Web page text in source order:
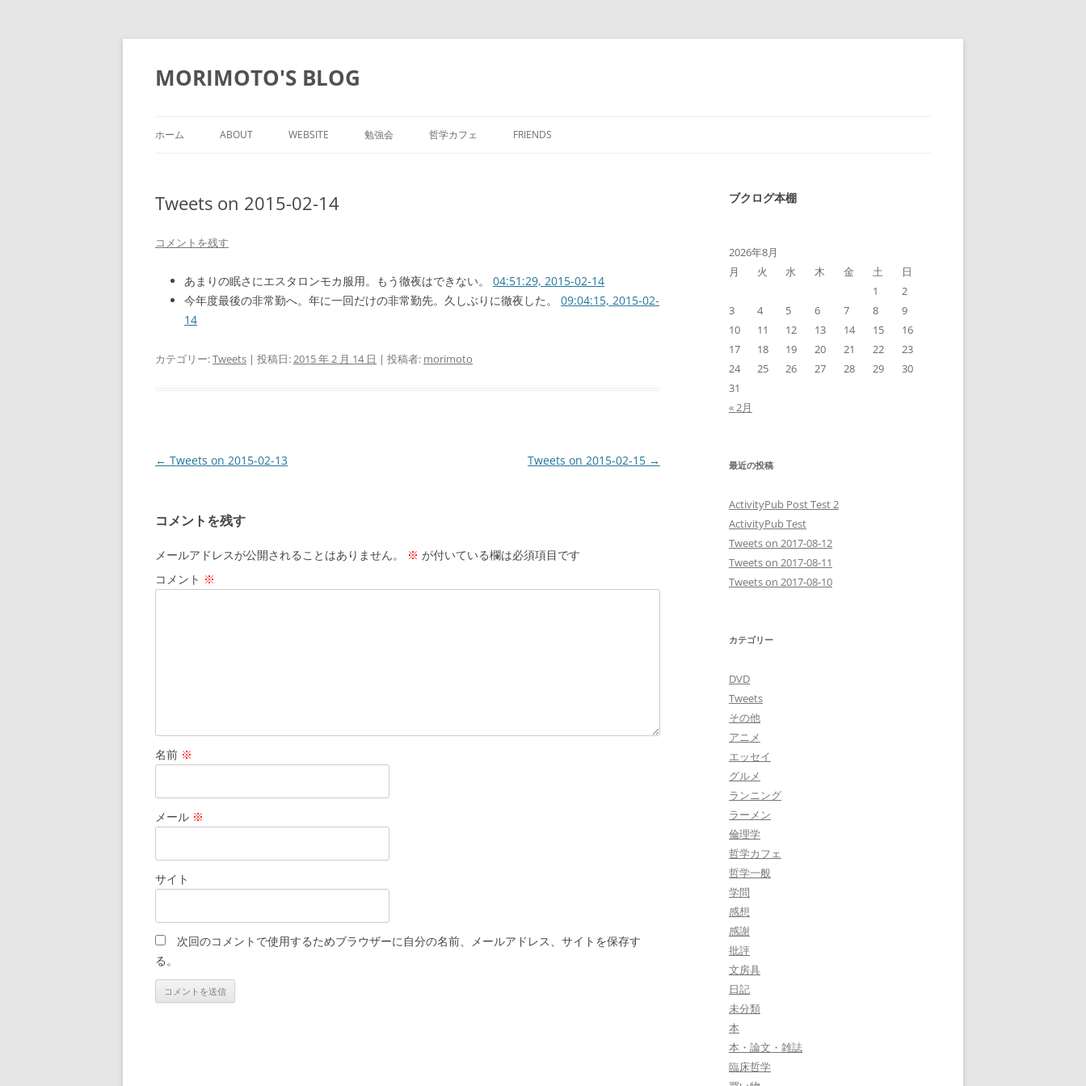
コ
ン
ツ
ッ
MORIMOTO'S BLOG
ホーム ABOUT WEBSITE 勉強会 哲学カフェ FRIENDS
Tweets on 2015-02-14
コメントを残す
あまりの眠さにエスタロンモカ服用。もう徹夜はできない。 04:51:29, 2015-02-14
今年度最後の非常勤へ。年に一回だけの非常勤先。久しぶりに徹夜した。 09:04:15, 2015-02-
14
カテゴリー:Tweets | 投稿日:2015 年 2 月 14 日 | 投稿者: morimoto
投
ビ
ゲ
ー
シ
← Tweets on 2015-02-13 Tweets on 2015-02-15 →
コメントを残す
メールアドレスが公開されることはありません。 ※ が付いている欄は必須項目です
コメント ※
名前 ※
メール ※
サイト
次回のコメントで使用するためブラウザーに自分の名前、メールアドレス、サイトを保存す
る。
ブクログ本棚
2026年8月
月
火 水 木 金 土
日
1
2
3
4 5 6 7 8
9
10
11 12 13 14 15
16
17
18 19 20 21 22
23
24
25 26 27 28 29
30
31
« 2月
最近の投稿
ActivityPub Post Test 2
ActivityPub Test
Tweets on 2017-08-12
Tweets on 2017-08-11
Tweets on 2017-08-10
カテゴリー
DVD
Tweets
その他
アニメ
エッセイ
グルメ
ランニング
ラーメン
倫理学
哲学カフェ
哲学一般
学問
感想
感謝
批評
文房具
日記
未分類
本
本・論文・雑誌
臨床哲学